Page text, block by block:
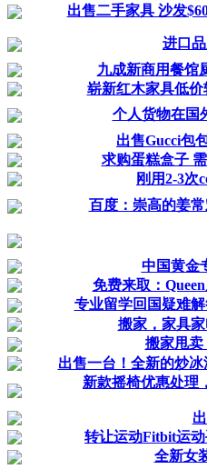
出售二手家具 沙发
进口
九成新商用餐馆
崭新红木家具低
个人货物在国
出售Gucci包
求购蛋糕盒子
刚用2-3次
百度：崇高的姜
中国黄金
免费来取：
专业留学回国疑难
搬家，家具
搬家甩卖
出售一台！全新的炒
新款摇椅优惠处理
转让运动Fitbit运动
全新女